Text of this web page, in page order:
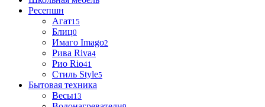
Ресепшн
Агат15
Блиц0
Имаго Imago2
Рива Riva4
Рио Rio41
Стиль Style5
Бытовая техника
Весы13